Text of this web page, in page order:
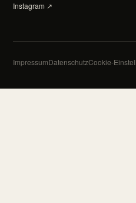
Instagram ↗
ImpressumDatenschutzCookie-